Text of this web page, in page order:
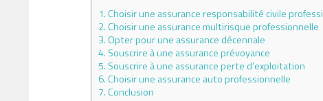
1.Choisir une assurance responsabilité civile
2.Choisir une assurance multirisque professionnelle
3.Opter pour une assurance décennale
4. Souscrire à une assurance prévoyance
5. Souscrire à une assurance perte d’exploitation
6.Choisir une assurance auto professionnelle
7.Conclusion